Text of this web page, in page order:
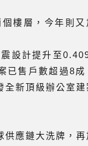
樓層，今年則又
設計提升至
已售戶數超過8成
新頂級辦公室建
應鏈大洗牌，再